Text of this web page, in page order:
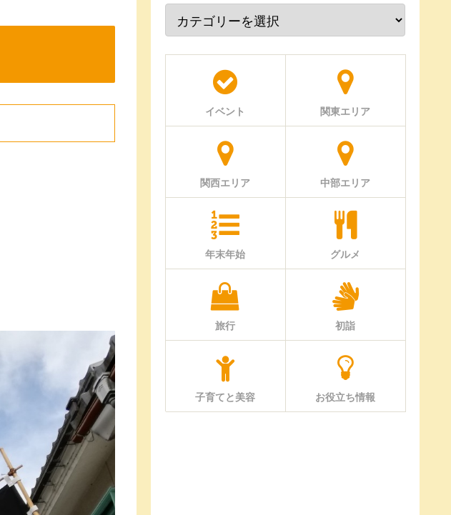
イベント 関東エリア
関西エリア 中部エリア
年末年始 グルメ
旅行 初詣
子育てと美容 お役立ち情報